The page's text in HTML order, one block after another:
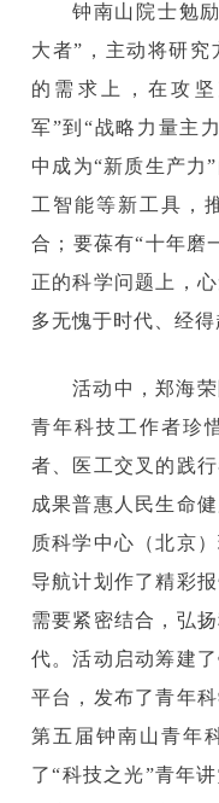
钟南山院士勉
大者”，主动将研
的需求上，在攻
军”到“战略力量主
中成为“新质生产力
工智能等新工具，
合；要葆有“十年磨
正的科学问题上，
多无愧于时代、经
活动中，郑海
青年科技工作者珍
者、医工交叉的践
成果普惠人民生命
质科学中心（北京
导航计划作了精彩
需要紧密结合，弘
代。活动启动筹建
平台，发布了青年
第五届钟南山青年
了“科技之光”青年